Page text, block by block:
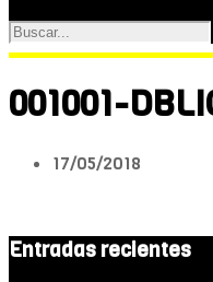
001001-
17/05/2018
Entradas recientes